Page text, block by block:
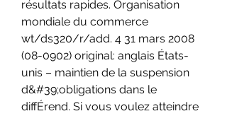
résultats rapides. Organisation
mondiale du commerce
wt/ds320/r/add. 4 31 mars 2008
(08-0902) original: anglais États-
unis – maintien de la suspension
d&#39;obligations dans le
diffÉrend. Si vous voulez atteindre